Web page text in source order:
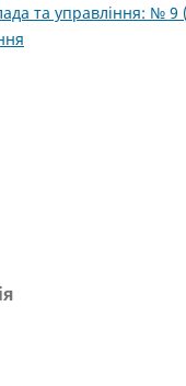
та управління: № 9